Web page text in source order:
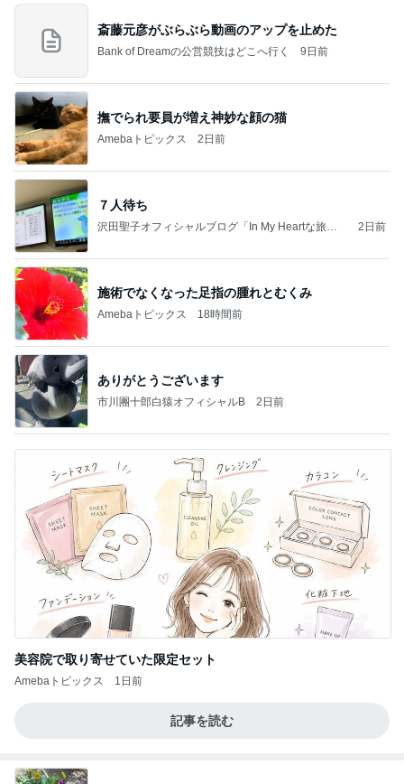
斎藤元彦がぶらぶら動画のアップを止めた
Bank of Dreamの公営競技はどこへ行く 9日前
撫でられ要員が増え神妙な顔の猫
Amebaトピックス 2日前
７人待ち
沢田聖子オフィシャルブログ「In My Heartな旅日
2日前
施術でなくなった足指の腫れとむくみ
Amebaトピックス 18時間前
ありがとうございます
市川團十郎白猿オフィシャルB 2日前
美容院で取り寄せていた限定セット
Amebaトピックス 1日前
記事を読む